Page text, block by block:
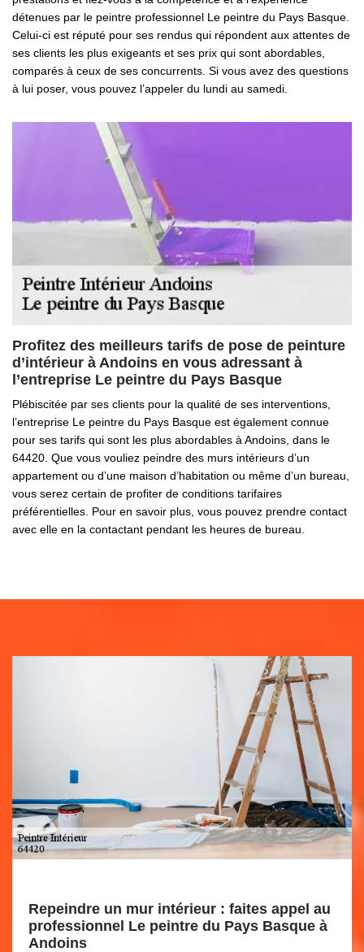
détenues par le peintre professionnel Le peintre du Pays Basque.
Celui-ci est réputé pour ses rendus qui répondent aux attentes de
ses clients les plus exigeants et ses prix qui sont abordables,
comparés à ceux de ses concurrents. Si vous avez des questions
à lui poser, vous pouvez l’appeler du lundi au samedi.
Profitez des meilleurs tarifs de pose de peinture
d’intérieur à Andoins en vous adressant à
l’entreprise Le peintre du Pays Basque
Plébiscitée par ses clients pour la qualité de ses interventions,
l’entreprise Le peintre du Pays Basque est également connue
pour ses tarifs qui sont les plus abordables à Andoins, dans le
64420. Que vous vouliez peindre des murs intérieurs d’un
appartement ou d’une maison d’habitation ou même d’un bureau,
vous serez certain de profiter de conditions tarifaires
préférentielles. Pour en savoir plus, vous pouvez prendre contact
avec elle en la contactant pendant les heures de bureau.
Repeindre un mur intérieur : faites appel au
professionnel Le peintre du Pays Basque à
Andoins